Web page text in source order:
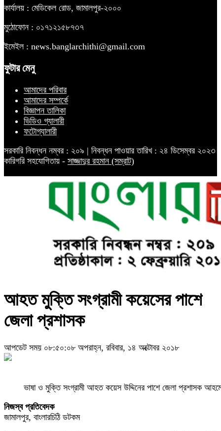
কার্যালয় : মেডিকেল রোড, জামালপুর-২০০০
মুঠোফোন : ০১৭১২১৫৮৭৩৭
ইমেইল : news.banglarchithi@gmail.com
ফুটার মেনু
আমাদের পরিবার
আমাদের সম্পর্কে
বিজ্ঞাপন তালিকা
ভিডিও গ্যালারী
ফটোগ্যালারী
সরকারি নিবন্ধন নম্বর : ২০৯ | নিবন্ধন পাওয়ার তারিখ : ২৪ ডিসেম্বর ২০২৩
কারিগরি সহযোগিতায় - সাজ্জাদুর রহমান (সম্রাট)
আহত মুক্তি সংগ্রামী কয়েসের পাশে
জেলা প্রশাসক
আপডেট সময় ০৮:৫০:০৮ অপরাহ্ন, রবিবার, ১৪ অক্টোবর ২০১৮
ভাষা ও মুক্তি সংগ্রামী আহত কয়েস উদ্দিনের পাশে জেলা প্রশাসক
নিজস্ব প্রতিবেদক
জামালপুর, বাংলারচিঠি ডটকম